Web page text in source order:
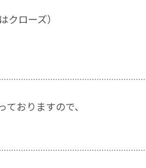
ローズ）
おりますので、